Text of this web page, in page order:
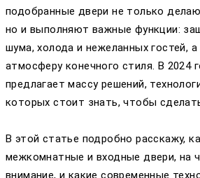
подобранные двери не только
но и выполняют важные функции:
шума, холода и нежеланных гостей,
атмосферу конечного стиля. В 2024
предлагает массу решений,
которых стоит знать, чтобы
В этой статье подробно расскажу,
межкомнатные и входные двери, на
внимание, и какие современные